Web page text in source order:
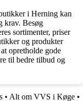
i Herning kan
krav. Besøg
sortimenter, priser
og produkter
opretholde gode
til bedre tilbud og
• Alt om VVS i Køge •